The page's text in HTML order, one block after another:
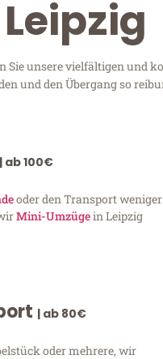
unsere vielfältigen und
und den Übergang so
| ab 100€
oder den Transport weniger
Mini-Umzügein Leipzig
| ab 80€
oder mehrere, wir